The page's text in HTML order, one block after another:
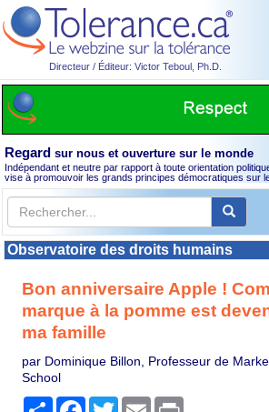
Directeur / Éditeur: Victor Teboul, Ph.D.
Regard sur nous et ouverture sur le monde
Indépendant et neutre par rapport à toute orientation
vise à promouvoir les grands principes démocratiques sur
Observatoire des droits humains
Bon anniversaire Apple !
marque à la pomme est
ma famille
par Dominique Billon, Professeur de
School
PartagerFacebook
TwitterEmail